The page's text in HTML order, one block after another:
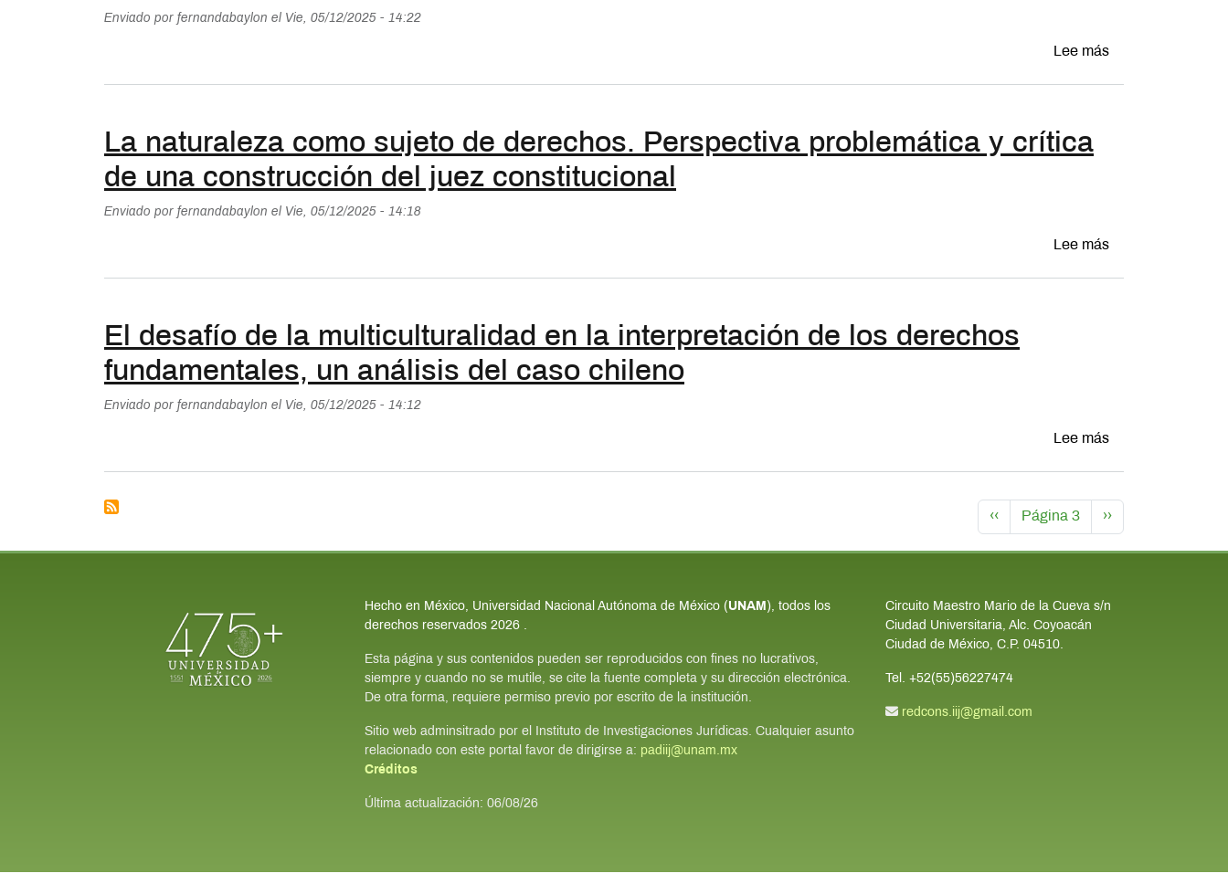
Enviado por fernandabaylon el Vie, 05/12/2025 - 14:22
Lee mássobre
La naturaleza como sujeto de derechos. Perspectiva problemática y crítica
de una construcción del juez constitucional
Enviado por fernandabaylon el Vie, 05/12/2025 - 14:18
Lee mássobre La
El desafío de la multiculturalidad en la interpretación de los derechos
fundamentales, un análisis del caso chileno
Enviado por fernandabaylon el Vie, 05/12/2025 - 14:12
Lee mássobre El desafío
Paginación
Página anterior
‹‹ Página 3 Siguiente página
››
Hecho en México, Universidad Nacional Autónoma de México ( UNAM ), todos los
derechos reservados 2026 .
Esta página y sus contenidos pueden ser reproducidos con fines no lucrativos,
siempre y cuando no se mutile, se cite la fuente completa y su dirección electrónica.
De otra forma, requiere permiso previo por escrito de la institución.
Sitio web adminsitrado por el Instituto de Investigaciones Jurídicas. Cualquier asunto
relacionado con este portal favor de dirigirse a: padiij@unam.mx
Créditos
Última actualización: 06/08/26
Circuito Maestro Mario de la Cueva s/n
Ciudad Universitaria, Alc. Coyoacán
Ciudad de México, C.P. 04510.
Tel. +52(55)56227474
redcons.iij@gmail.com